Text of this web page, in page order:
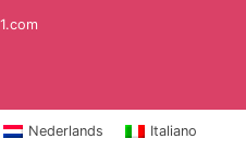
Nederlands Italiano